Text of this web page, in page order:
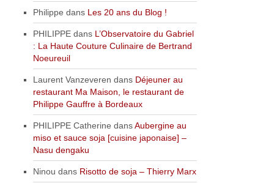
Philippe dans Les 20 ans du Blog !
PHILIPPE dans L’Observatoire du Gabriel
: La Haute Couture Culinaire de Bertrand
Noeureuil
Laurent Vanzeveren dans Déjeuner au
restaurant Ma Maison, le restaurant de
Philippe Gauffre à Bordeaux
PHILIPPE Catherine dansAubergine au
miso et sauce soja [cuisine japonaise] –
Nasu dengaku
Ninou dans Risotto de soja – Thierry Marx